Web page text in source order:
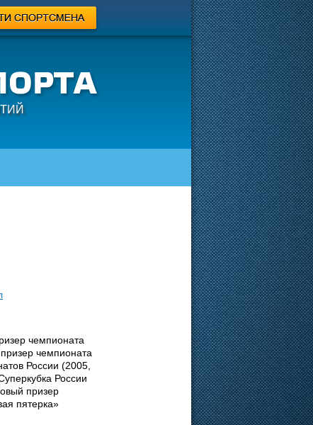
чемпионата
чемпионата
России (2005,
России
призер
пятерка»